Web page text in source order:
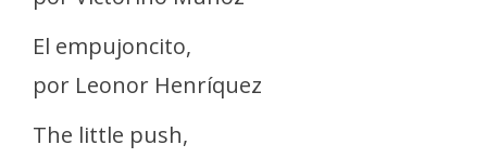
El empujoncito,
por Leonor Henríquez
The little push,